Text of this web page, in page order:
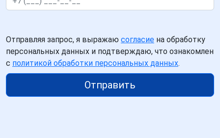
Отправляя запрос, я выражаю согласие на обработку
персональных данных и подтверждаю, что ознакомлен
с политикой обработки персональных данных.
Отправить